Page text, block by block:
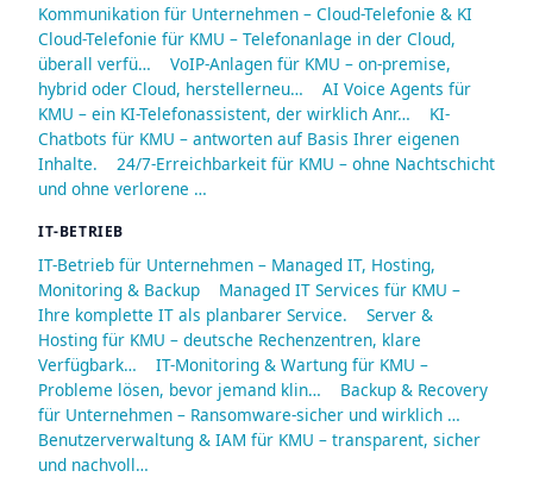
Kommunikation für Unternehmen – Cloud-Telefonie & KI
Cloud-Telefonie für KMU – Telefonanlage in der Cloud,
überall verfü…
VoIP-Anlagen für KMU – on-premise,
hybrid oder Cloud, herstellerneu…
AI Voice Agents für
KMU – ein KI-Telefonassistent, der wirklich Anr…
KI-
Chatbots für KMU – antworten auf Basis Ihrer eigenen
Inhalte.
24/7-Erreichbarkeit für KMU – ohne Nachtschicht
und ohne verlorene …
IT-BETRIEB
IT-Betrieb für Unternehmen – Managed IT, Hosting,
Monitoring & Backup
Managed IT Services für KMU –
Ihre komplette IT als planbarer Service.
Server &
Hosting für KMU – deutsche Rechenzentren, klare
Verfügbark…
IT-Monitoring & Wartung für KMU –
Probleme lösen, bevor jemand klin…
Backup & Recovery
für Unternehmen – Ransomware-sicher und wirklich …
Benutzerverwaltung & IAM für KMU – transparent, sicher
und nachvoll…